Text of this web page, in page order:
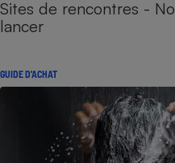
Sites de rencontres -
lancer
GUIDE D'ACHAT